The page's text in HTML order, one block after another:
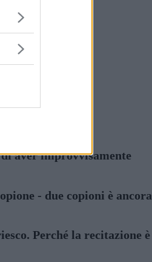
aver improvvisamente
- due copioni è ancora
Perché la recitazione è